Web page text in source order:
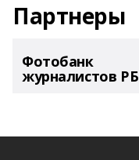
Партнеры
Фотобанк
журналистов РБ